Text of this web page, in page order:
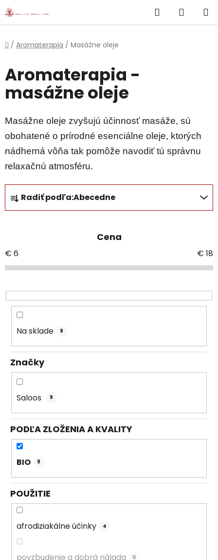
Prejsť
na
Hľadať
KOŠÍK
Domov
/ Aromaterapia / Masážne oleje
Aromaterapia -
masážne oleje
Masážne oleje zvyšujú účinnosť masáže, sú
obohatené o prírodné esenciálne oleje, ktorých
nádherná vôňa tak pomôže navodiť tú správnu
relaxačnú atmosféru.
R
a
d
i
e
r
o
o
Radiť podľa:Abecedne
Cena
€ 6 € 18
Na sklade 9
Značky
Saloos 9
PODĽA ZLOŽENIA A KVALITY
BIO 9
POUŽITIE
afrodiziakálne účinky 4
povzbudenie a dobrá nálada 0